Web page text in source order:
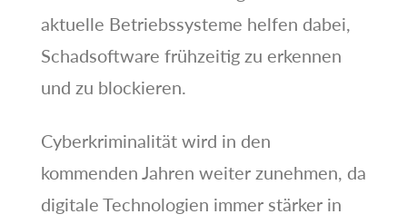
aktuelle Betriebssysteme helfen dabei,
Schadsoftware frühzeitig zu erkennen
und zu blockieren.
Cyberkriminalität wird in den
kommenden Jahren weiter zunehmen, da
digitale Technologien immer stärker in